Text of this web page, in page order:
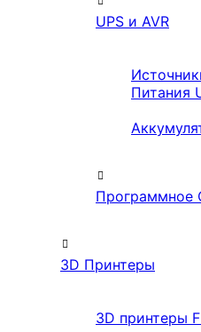
UPS и AVR
Питания
Программное
3D Принтеры
3D принтеры